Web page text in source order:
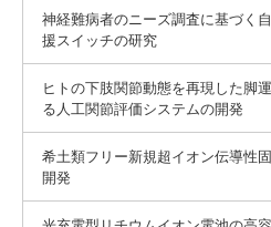
神経難病者のニーズ調査に基づく
援スイッチの研究
ヒトの下肢関節動態を再現した脚
る人工関節評価システムの開発
希土類フリー新規超イオン伝導性
開発